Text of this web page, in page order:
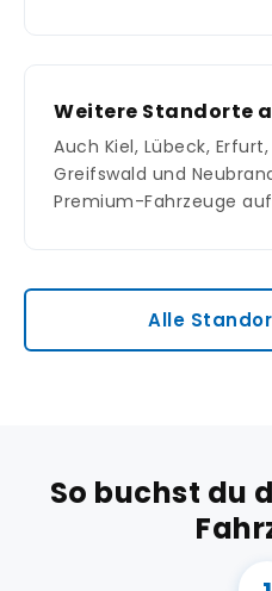
Weitere Standorte
Auch Kiel, Lübeck,
Greifswald und
Premium-Fahrzeuge
Alle
So buchst du